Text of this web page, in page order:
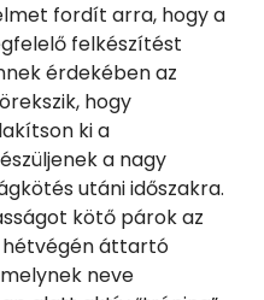
fordít arra, hogy a
felkészítést
érdekében az
hogy
ki a
a nagy
utáni időszakra.
kötő párok az
hétvégén áttartó
neve